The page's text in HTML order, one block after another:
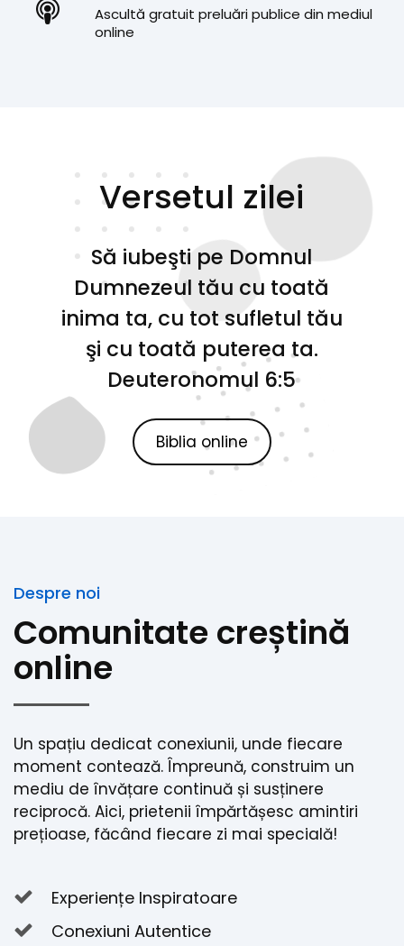
Ascultă gratuit preluări publice din mediul
online
Versetul zilei
Să iubeşti pe Domnul
Dumnezeul tău cu toată
inima ta, cu tot sufletul tău
şi cu toată puterea ta.
Deuteronomul 6:5
Biblia online
Despre noi
Comunitate creștină
online
Un spațiu dedicat conexiunii, unde fiecare
moment contează. Împreună, construim un
mediu de învățare continuă și susținere
reciprocă. Aici, prietenii împărtășesc amintiri
prețioase, făcând fiecare zi mai specială!
Experiențe Inspiratoare
Conexiuni Autentice